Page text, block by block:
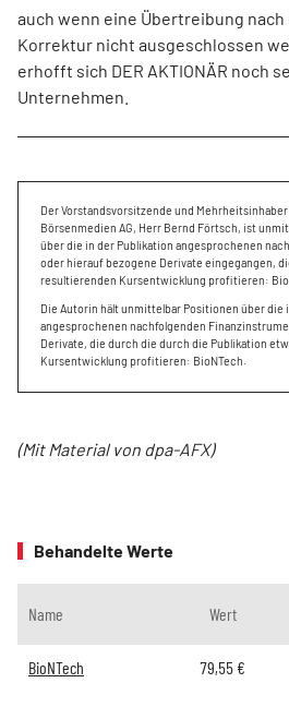
auch wenn eine Übertreibung
Korrektur nicht ausgeschlossen
erhofft sich DER AKTIONÄR noch
Unternehmen.
Der Vorstandsvorsitzende und
Börsenmedien AG, Herr Bernd Förtsch, ist
über die in der Publikation angesprochenen
oder hierauf bezogene Derivate eingegangen,
resultierenden Kursentwicklung profitieren:
Die Autorin hält unmittelbar Positionen über die
angesprochenen nachfolgenden
Derivate, die durch die durch die Publikation
Kursentwicklung profitieren: BioNTech.
(Mit Material von dpa-AFX)
Behandelte Werte
Name Wert
BioNTech 79,55 €